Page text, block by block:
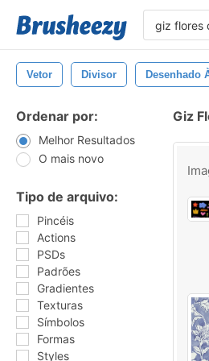
Vetor Divisor Desenhado
Ordenar por:
Melhor Resultados
O mais novo
Tipo de arquivo:
Pincéis
Actions
PSDs
Padrões
Gradientes
Texturas
Símbolos
Formas
Styles
Giz